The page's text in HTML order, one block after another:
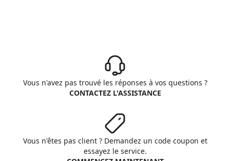
Vous n'avez pas trouvé les réponses à vos questions ?
CONTACTEZ L'ASSISTANCE
Vous n'êtes pas client ? Demandez un code coupon et
essayez le service.